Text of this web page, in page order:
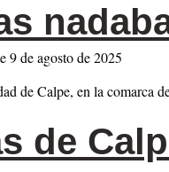
9 de agosto de 2025
de Calpe, en la comarca
de